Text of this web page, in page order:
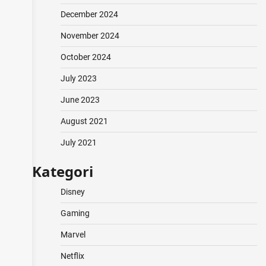
December 2024
November 2024
October 2024
July 2023
June 2023
August 2021
July 2021
Kategori
Disney
Gaming
Marvel
Netflix